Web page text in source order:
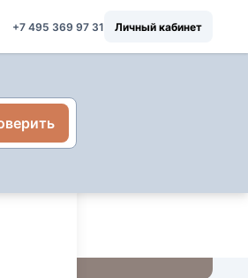
+7 495 369 97 31 Личный кабинет